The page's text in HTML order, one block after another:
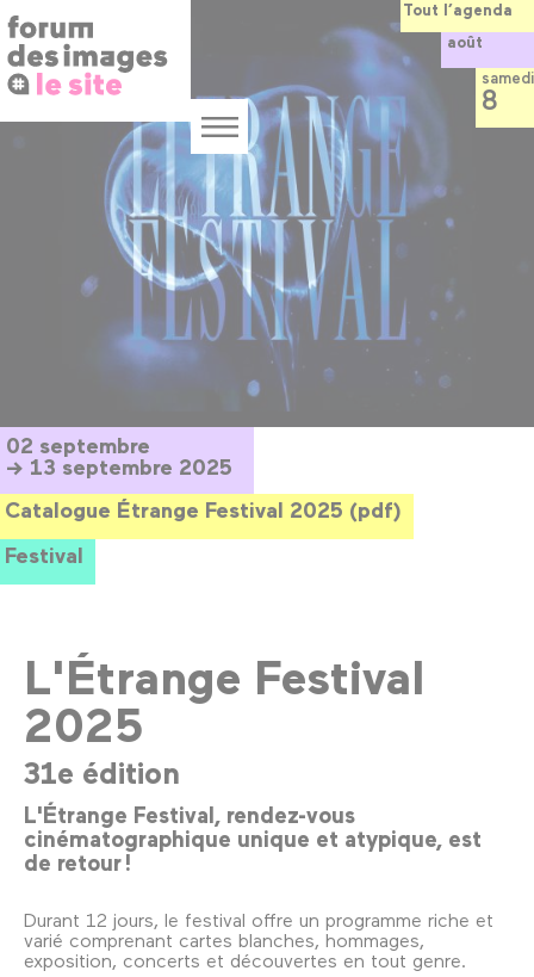
au
contenu
principal
Menu
02 septembre
→ 13 septembre 2025
Catalogue Étrange Festival 2025 (pdf)
Festival
L'Étrange Festival
2025
31e édition
L'Étrange Festival, rendez-vous
cinématographique unique et atypique, est
de retour !
Durant 12 jours, le festival offre un programme riche et
varié comprenant cartes blanches, hommages,
exposition, concerts et découvertes en tout genre.
Tout l’agenda
août
samedi
8